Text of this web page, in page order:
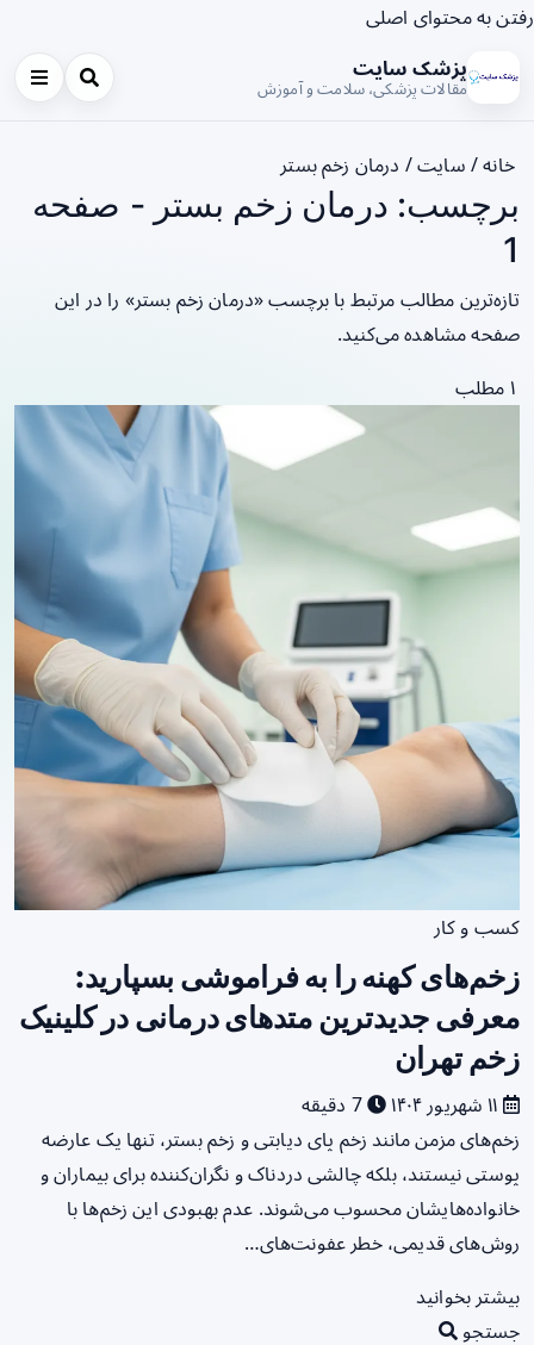
رفتن به محتوای اصلی
پزشک سایت
مقالات پزشکی، سلامت و آموزش
خانه/ سایت/ درمان زخم بستر
برچسب: درمان زخم بستر - صفحه
1
تازه‌ترین مطالب مرتبط با برچسب «درمان زخم بستر» را در این
صفحه مشاهده می‌کنید.
۱ مطلب
کسب و کار
زخم‌های کهنه را به فراموشی بسپارید:
معرفی جدیدترین متدهای درمانی در کلینیک
زخم تهران
7 دقیقه
زخم‌های مزمن مانند زخم پای دیابتی و زخم بستر، تنها یک عارضه
پوستی نیستند، بلکه چالشی دردناک و نگران‌کننده برای بیماران و
خانواده‌هایشان محسوب می‌شوند. عدم بهبودی این زخم‌ها با
روش‌های قدیمی، خطر عفونت‌های…
بیشتر بخوانید
جستجو